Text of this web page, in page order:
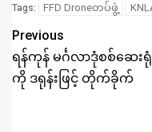
Tags: FFD Droneတပ်ဖွဲ့
Previous
ရန်ကုန် မင်္ဂလာဒုံစစ်ဆေး
ကို ဒရုန်းဖြင့် တိုက်ခိုက်